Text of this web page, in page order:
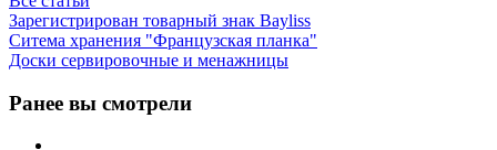
Зарегистрирован товарный знак Bayliss
Ситема хранения "Французская планка"
Доски сервировочные и менажницы
Ранее вы смотрели